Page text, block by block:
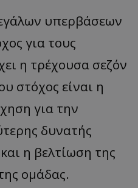
υπερβάσεων
για τους
η τρέχουσα σεζόν
στόχος είναι η
για την
δυνατής
η βελτίωση της
ομάδας.